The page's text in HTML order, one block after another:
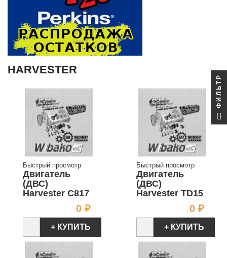
HARVESTER
Быстрый просмотр
Двигатель
(ДВС)
Harvester C817
0 ₽Цена
+ КУПИТЬ
Быстрый просмотр
Двигатель
(ДВС)
Harvester TD15
0 ₽
+ КУПИТЬ
ФИЛЬТР